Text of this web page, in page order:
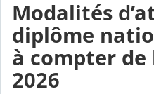
Modalités
diplôme
à compter de
2026